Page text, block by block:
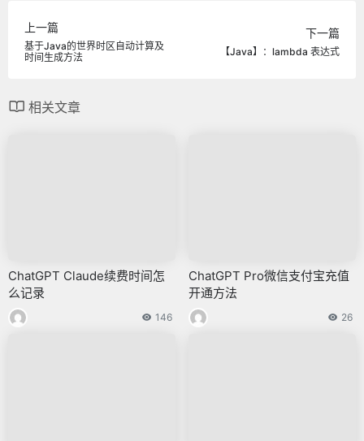
上一篇
基于Java的世界时区自动计算及
时间生成方法
下一篇
【Java】：lambda 表达式
相关文章
ChatGPT Claude续费时间怎
么记录
146
ChatGPT Pro微信支付宝充值
开通方法
26